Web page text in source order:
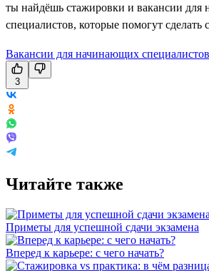
ты найдёшь стажировки и вакансии для
специалистов, которые помогут
Вакансии для начинающих специалистов
3
Читайте также
Приметы для успешной сдачи экзамена
Вперед к карьере: с чего начать?